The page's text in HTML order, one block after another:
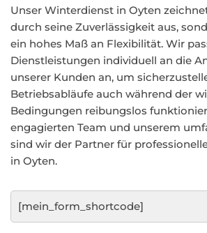
Unser Winterdienst in Oyten
durch seine Zuverlässigkeit aus,
ein hohes Maß an Flexibilität. Wir
Dienstleistungen individuell an die
unserer Kunden an, um
Betriebsabläufe auch während der
Bedingungen reibungslos
engagierten Team und unserem
sind wir der Partner für
in Oyten.
[mein_form_shortcode]